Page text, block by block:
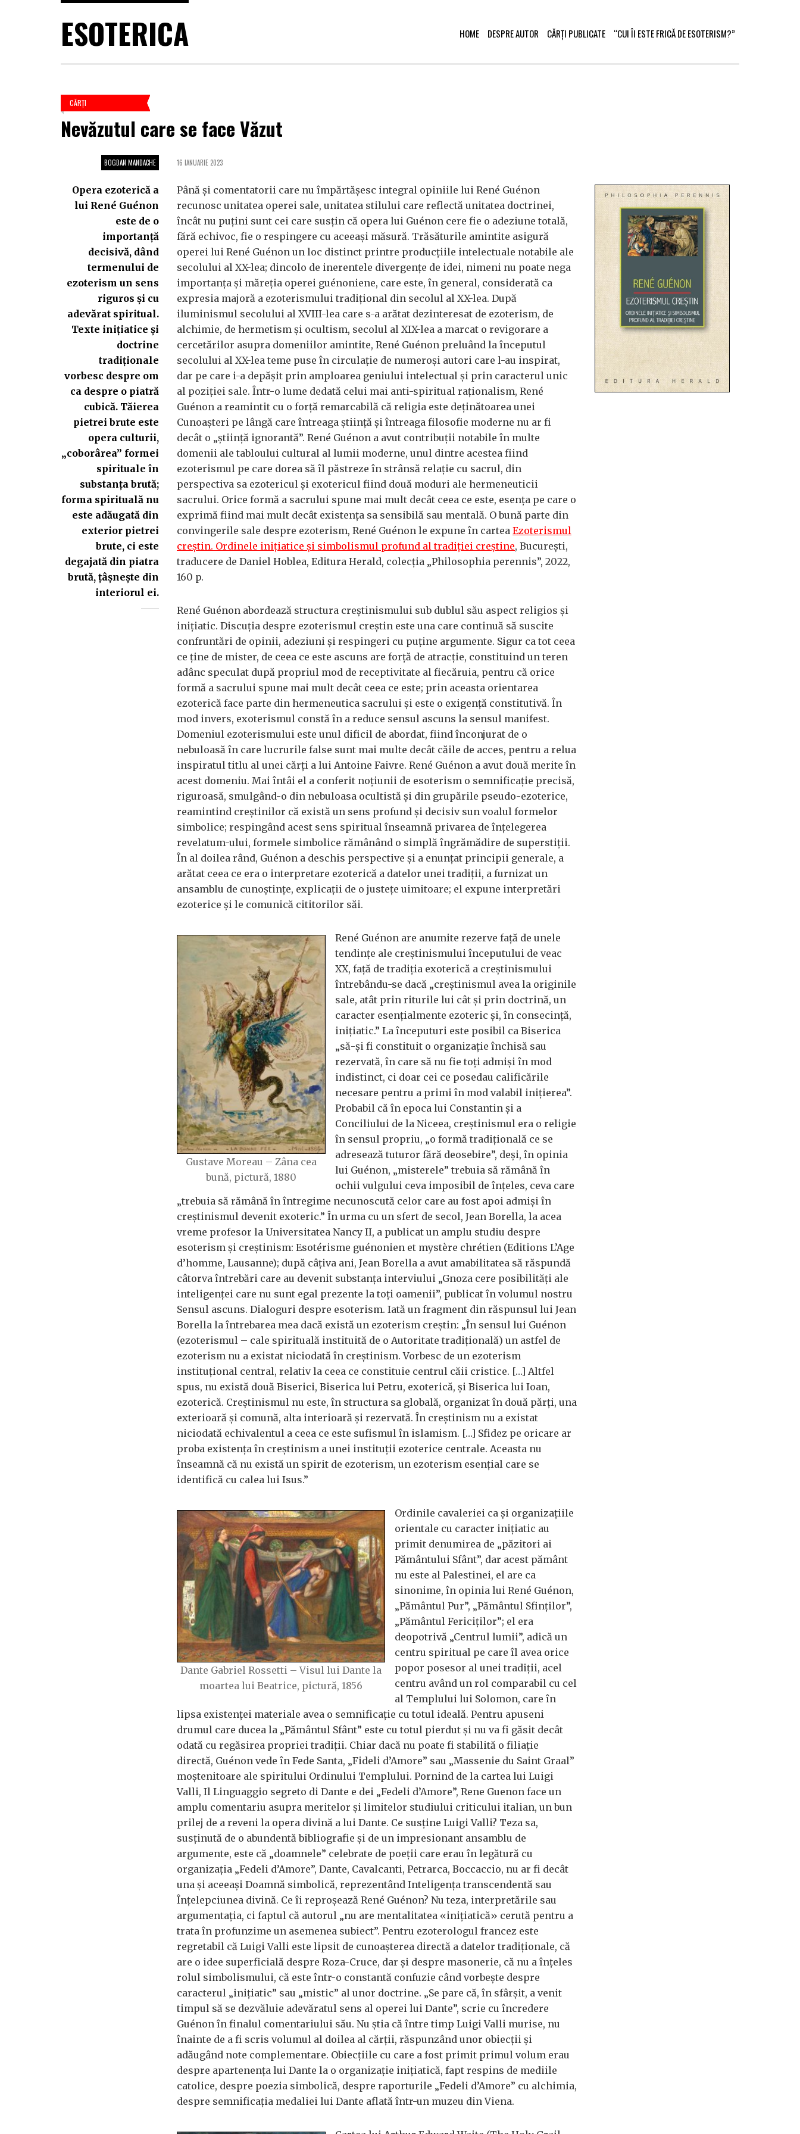
ESOTERICA HOME DESPRE AUTOR CĂRȚI PUBLICATE “CUI ÎI ESTE FRICĂ DE ESOTERISM?”
CĂRŢI
Nevăzutul care se face Văzut
BOGDAN MANDACHE
Opera ezoterică a
lui René Guénon
este de o
importanță
decisivă, dând
termenului de
ezoterism un sens
riguros și cu
adevărat spiritual.
Texte inițiatice și
doctrine
tradiționale
vorbesc despre om
ca despre o piatră
cubică. Tăierea
pietrei brute este
opera culturii,
„coborârea” formei
spirituale în
substanța brută;
forma spirituală nu
este adăugată din
exterior pietrei
brute, ci este
degajată din piatra
brută, țâșnește din
interiorul ei.
16 IANUARIE 2023
Până și comentatorii care nu împărtășesc integral opiniile lui René Guénon
recunosc unitatea operei sale, unitatea stilului care reflectă unitatea doctrinei,
încât nu puțini sunt cei care susțin că opera lui Guénon cere fie o adeziune totală,
fără echivoc, fie o respingere cu aceeași măsură. Trăsăturile amintite asigură
operei lui René Guénon un loc distinct printre producțiile intelectuale notabile ale
secolului al XX-lea; dincolo de inerentele divergențe de idei, nimeni nu poate nega
importanța și măreția operei guénoniene, care este, în general, considerată ca
expresia majoră a ezoterismului tradițional din secolul al XX-lea. După
iluminismul secolului al XVIII-lea care s-a arătat dezinteresat de ezoterism, de
alchimie, de hermetism și ocultism, secolul al XIX-lea a marcat o revigorare a
cercetărilor asupra domeniilor amintite, René Guénon preluând la începutul
secolului al XX-lea teme puse în circulație de numeroși autori care l-au inspirat,
dar pe care i-a depășit prin amploarea geniului intelectual și prin caracterul unic
al poziției sale. Într-o lume dedată celui mai anti-spiritual raționalism, René
Guénon a reamintit cu o forță remarcabilă că religia este deținătoarea unei
Cunoașteri pe lângă care întreaga știință și întreaga filosofie moderne nu ar fi
decât o „știință ignorantă”. René Guénon a avut contribuții notabile în multe
domenii ale tabloului cultural al lumii moderne, unul dintre acestea fiind
ezoterismul pe care dorea să îl păstreze în strânsă relație cu sacrul, din
perspectiva sa ezotericul și exotericul fiind două moduri ale hermeneuticii
sacrului. Orice formă a sacrului spune mai mult decât ceea ce este, esența pe care o
exprimă fiind mai mult decât existența sa sensibilă sau mentală. O bună parte din
convingerile sale despre ezoterism, René Guénon le expune în cartea Ezoterismul
creștin. Ordinele inițiatice și simbolismul profund al tradiției creștine, București,
traducere de Daniel Hoblea, Editura Herald, colecția „Philosophia perennis”, 2022,
160 p.
René Guénon abordează structura creștinismului sub dublul său aspect religios și
inițiatic. Discuția despre ezoterismul creștin este una care continuă să suscite
confruntări de opinii, adeziuni și respingeri cu puține argumente. Sigur ca tot ceea
ce ține de mister, de ceea ce este ascuns are forță de atracție, constituind un teren
adânc speculat după propriul mod de receptivitate al fiecăruia, pentru că orice
formă a sacrului spune mai mult decât ceea ce este; prin aceasta orientarea
ezoterică face parte din hermeneutica sacrului și este o exigență constitutivă. În
mod invers, exoterismul constă în a reduce sensul ascuns la sensul manifest.
Domeniul ezoterismului este unul dificil de abordat, fiind înconjurat de o
nebuloasă în care lucrurile false sunt mai multe decât căile de acces, pentru a relua
inspiratul titlu al unei cărți a lui Antoine Faivre. René Guénon a avut două merite în
acest domeniu. Mai întâi el a conferit noțiunii de esoterism o semnificație precisă,
riguroasă, smulgând-o din nebuloasa ocultistă și din grupările pseudo-ezoterice,
reamintind creștinilor că există un sens profund și decisiv sun voalul formelor
simbolice; respingând acest sens spiritual înseamnă privarea de înțelegerea
revelatum-ului, formele simbolice rămânând o simplă îngrămădire de superstiții.
În al doilea rând, Guénon a deschis perspective și a enunțat principii generale, a
arătat ceea ce era o interpretare ezoterică a datelor unei tradiții, a furnizat un
ansamblu de cunoștințe, explicații de o justețe uimitoare; el expune interpretări
ezoterice și le comunică cititorilor săi.
Gustave Moreau – Zâna cea
bună, pictură, 1880
René Guénon are anumite rezerve față de unele
tendințe ale creștinismului începutului de veac
XX, față de tradiția exoterică a creștinismului
întrebându-se dacă „creștinismul avea la originile
sale, atât prin riturile lui cât și prin doctrină, un
caracter esențialmente ezoteric și, în consecință,
inițiatic.” La începuturi este posibil ca Biserica
„să-și fi constituit o organizație închisă sau
rezervată, în care să nu fie toți admiși în mod
indistinct, ci doar cei ce posedau calificările
necesare pentru a primi în mod valabil inițierea”.
Probabil că în epoca lui Constantin și a
Conciliului de la Niceea, creștinismul era o religie
în sensul propriu, „o formă tradițională ce se
adresează tuturor fără deosebire”, deși, în opinia
lui Guénon, „misterele” trebuia să rămână în
ochii vulgului ceva imposibil de înțeles, ceva care
„trebuia să rămână în întregime necunoscută celor care au fost apoi admiși în
creștinismul devenit exoteric.” În urma cu un sfert de secol, Jean Borella, la acea
vreme profesor la Universitatea Nancy II, a publicat un amplu studiu despre
esoterism și creștinism: Esotérisme guénonien et mystère chrétien (Editions L’Age
d’homme, Lausanne); după câțiva ani, Jean Borella a avut amabilitatea să răspundă
câtorva întrebări care au devenit substanța interviului „Gnoza cere posibilități ale
inteligenței care nu sunt egal prezente la toți oamenii”, publicat în volumul nostru
Sensul ascuns. Dialoguri despre esoterism. Iată un fragment din răspunsul lui Jean
Borella la întrebarea mea dacă există un ezoterism creștin: „În sensul lui Guénon
(ezoterismul – cale spirituală instituită de o Autoritate tradițională) un astfel de
ezoterism nu a existat niciodată în creștinism. Vorbesc de un ezoterism
instituțional central, relativ la ceea ce constituie centrul căii cristice. […] Altfel
spus, nu există două Biserici, Biserica lui Petru, exoterică, și Biserica lui Ioan,
ezoterică. Creștinismul nu este, în structura sa globală, organizat în două părți, una
exterioară și comună, alta interioară și rezervată. În creștinism nu a existat
niciodată echivalentul a ceea ce este sufismul în islamism. […] Sfidez pe oricare ar
proba existența în creștinism a unei instituții ezoterice centrale. Aceasta nu
înseamnă că nu există un spirit de ezoterism, un ezoterism esențial care se
identifică cu calea lui Isus.”
Dante Gabriel Rossetti – Visul lui Dante la
moartea lui Beatrice, pictură, 1856
Ordinile cavaleriei ca și organizațiile
orientale cu caracter inițiatic au
primit denumirea de „păzitori ai
Pământului Sfânt”, dar acest pământ
nu este al Palestinei, el are ca
sinonime, în opinia lui René Guénon,
„Pământul Pur”, „Pământul Sfinților”,
„Pământul Fericiților”; el era
deopotrivă „Centrul lumii”, adică un
centru spiritual pe care îl avea orice
popor posesor al unei tradiții, acel
centru având un rol comparabil cu cel
al Templului lui Solomon, care în
lipsa existenței materiale avea o semnificație cu totul ideală. Pentru apuseni
drumul care ducea la „Pământul Sfânt” este cu totul pierdut și nu va fi găsit decât
odată cu regăsirea propriei tradiții. Chiar dacă nu poate fi stabilită o filiație
directă, Guénon vede în Fede Santa, „Fideli d’Amore” sau „Massenie du Saint Graal”
moștenitoare ale spiritului Ordinului Templului. Pornind de la cartea lui Luigi
Valli, Il Linguaggio segreto di Dante e dei „Fedeli d’Amore”, Rene Guenon face un
amplu comentariu asupra meritelor și limitelor studiului criticului italian, un bun
prilej de a reveni la opera divină a lui Dante. Ce susține Luigi Valli? Teza sa,
susținută de o abundentă bibliografie și de un impresionant ansamblu de
argumente, este că „doamnele” celebrate de poeții care erau în legătură cu
organizația „Fedeli d’Amore”, Dante, Cavalcanti, Petrarca, Boccaccio, nu ar fi decât
una și aceeași Doamnă simbolică, reprezentând Inteligența transcendentă sau
Înțelepciunea divină. Ce îi reproșează René Guénon? Nu teza, interpretările sau
argumentația, ci faptul că autorul „nu are mentalitatea «inițiatică» cerută pentru a
trata în profunzime un asemenea subiect”. Pentru ezoterologul francez este
regretabil că Luigi Valli este lipsit de cunoașterea directă a datelor tradiționale, că
are o idee superficială despre Roza-Cruce, dar și despre masonerie, că nu a înțeles
rolul simbolismului, că este într-o constantă confuzie când vorbește despre
caracterul „inițiatic” sau „mistic” al unor doctrine. „Se pare că, în sfârșit, a venit
timpul să se dezvăluie adevăratul sens al operei lui Dante”, scrie cu încredere
Guénon în finalul comentariului său. Nu știa că între timp Luigi Valli murise, nu
înainte de a fi scris volumul al doilea al cărții, răspunzând unor obiecții și
adăugând note complementare. Obiecțiile cu care a fost primit primul volum erau
despre apartenența lui Dante la o organizație inițiatică, fapt respins de mediile
catolice, despre poezia simbolică, despre raporturile „Fedeli d’Amore” cu alchimia,
despre semnificația medaliei lui Dante aflată într-un muzeu din Viena.